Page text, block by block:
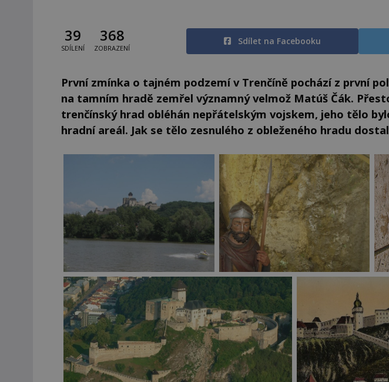
39
SDÍLENÍ
368
ZOBRAZENÍ
Sdílet na Facebooku
První zmínka o tajném podzemí v Trenčíně pochází z první
na tamním hradě zemřel významný velmož Matúš Čák.
trenčínský hrad obléhán nepřátelským vojskem, jeho tělo
hradní areál. Jak se tělo zesnulého z obleženého hradu